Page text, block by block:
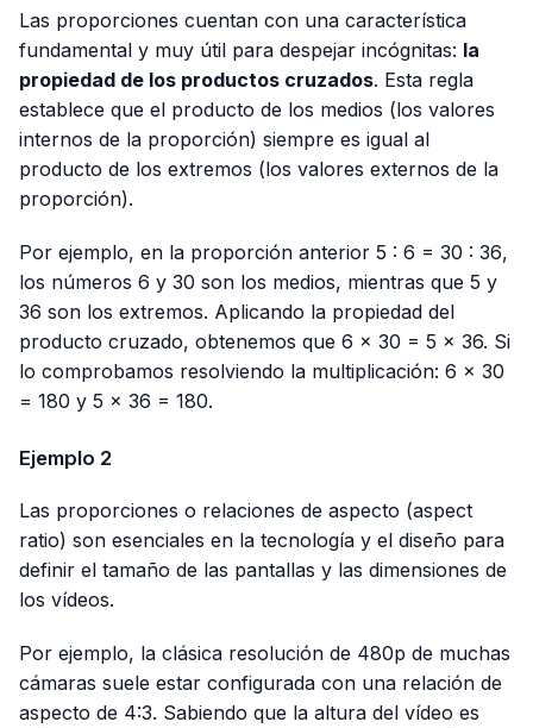
Las proporciones cuentan con una característica
fundamental y muy útil para despejar incógnitas: la
propiedad de los productos cruzados. Esta regla
establece que el producto de los medios (los valores
internos de la proporción) siempre es igual al
producto de los extremos (los valores externos de la
proporción).
Por ejemplo, en la proporción anterior 5 : 6 = 30 : 36,
los números 6 y 30 son los medios, mientras que 5 y
36 son los extremos. Aplicando la propiedad del
producto cruzado, obtenemos que 6 × 30 = 5 × 36. Si
lo comprobamos resolviendo la multiplicación: 6 × 30
= 180 y 5 × 36 = 180.
Ejemplo 2
Las proporciones o relaciones de aspecto (aspect
ratio) son esenciales en la tecnología y el diseño para
definir el tamaño de las pantallas y las dimensiones de
los vídeos.
Por ejemplo, la clásica resolución de 480p de muchas
cámaras suele estar configurada con una relación de
aspecto de 4:3. Sabiendo que la altura del vídeo es